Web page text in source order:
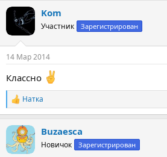
ц
Kom
Участник Зарегистрирован
14 Мар 2014
Классно
Р
е
к
ц
и
Натка
Buzaesca
Новичок Зарегистрирован